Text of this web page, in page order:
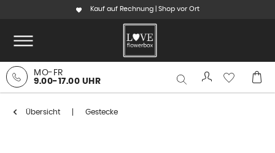
Kauf auf Rechnung | Shop vor Ort
MO-FR
9.00-17.00 UHR
Übersicht Gestecke